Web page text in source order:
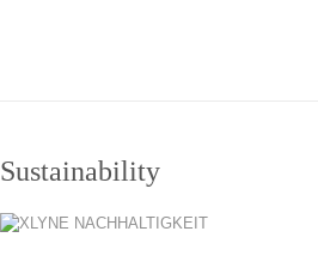
Sustainability